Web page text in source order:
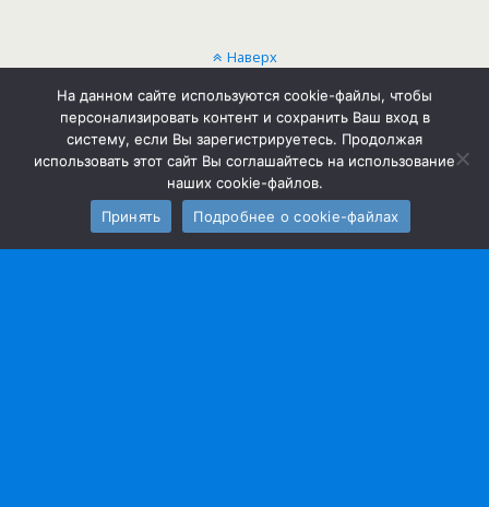
Наверх
Мобильн. Компьютерная
На данном сайте используются cookie-файлы, чтобы
персонализировать контент и сохранить Ваш вход в
систему, если Вы зарегистрируетесь. Продолжая
использовать этот сайт Вы соглашайтесь на использование
наших cookie-файлов.
Принять
Подробнее о cookie-файлах